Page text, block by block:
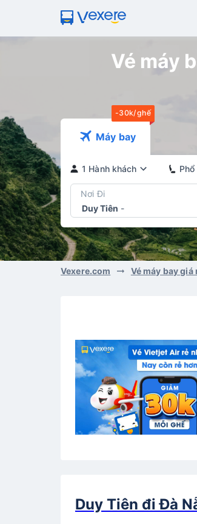
Vé máy
-30k/ghế
Máy bay
1 Hành khách
Nơi Đi
Duy Tiên -
Vexere.com Vé máy bay giá
Duy Tiên đi Đà